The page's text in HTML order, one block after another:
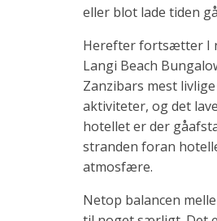
eller blot lade tiden
Herefter fortsætter I
Langi Beach
Zanzibars mest
aktiviteter, og det
hotellet er der
stranden foran
atmosfære.
Netop balancen